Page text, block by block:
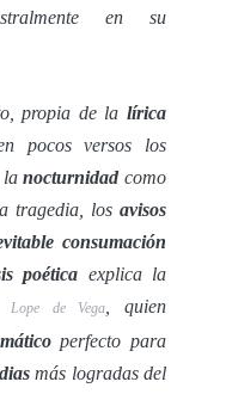
en su
propia de la lírica
pocos versos los
lanocturnidad como
tragedia, los avisos
consumación
poética explica la
Lope de Vega
, quien
perfecto para
más logradas del